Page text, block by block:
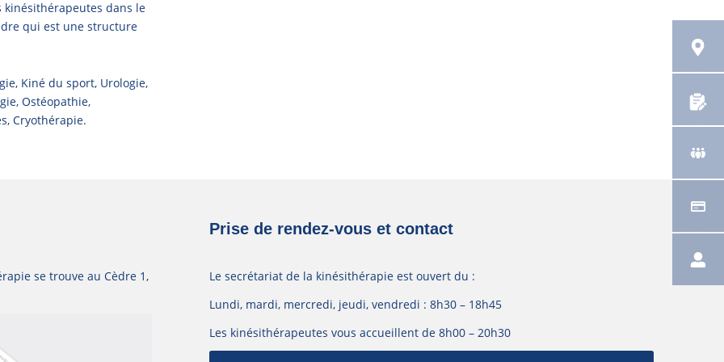
kinésithérapeutes dans le
qui est une structure
Kiné du sport, Urologie,
Ostéopathie,
Cryothérapie.
se trouve au Cèdre 1,
Prise de rendez-vous et contact
Le secrétariat de la kinésithérapie est ouvert du :
Lundi, mardi, mercredi, jeudi, vendredi : 8h30 – 18h45
Les kinésithérapeutes vous accueillent de 8h00 – 20h30